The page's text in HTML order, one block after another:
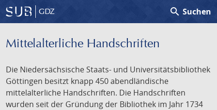
GDZ search Suchen
Mittelalterliche Handschriften
Die Niedersächsische Staats- und Universitätsbibliothek
Göttingen besitzt knapp 450 abendländische
mittelalterliche Handschriften. Die Handschriften
wurden seit der Gründung der Bibliothek im Jahr 1734